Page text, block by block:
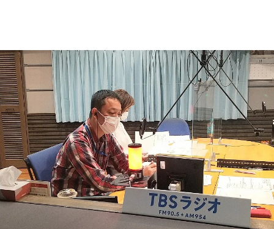
お知らせ
イベント・グッズ
YouTube
会社情報